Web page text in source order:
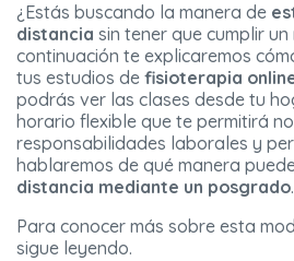
¿Estás buscando la manera de
distancia sin tener que cumplir
continuación te explicaremos
tus estudios de fisioterapia
podrás ver las clases desde tu
horario flexible que te permitirá
responsabilidades laborales y
hablaremos de qué manera
distancia mediante un posgrado.
Para conocer más sobre esta
sigue leyendo.